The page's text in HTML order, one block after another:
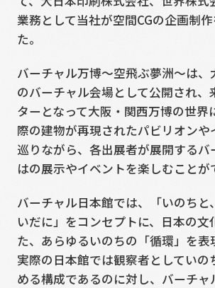
業務として当社が空間CGの企画制
た。
バーチャル万博～空飛ぶ夢洲～は、
のバーチャル会場として公開され、
ターとなって大阪・関西万博の世界
際の建物が再現されたパビリオンや
巡りながら、各出展者が展開するバ
はの展示やイベントを楽しむことが
バーチャル日本館では、「いのちと
いだに」をコンセプトに、日本の文
た、あらゆるいのちの「循環」を表
実際の日本館では観察者としていの
める構成であるのに対し、バーチャ